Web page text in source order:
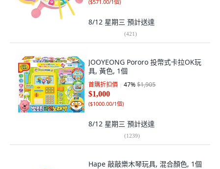
($571.00/1個)
8/12 星期三 預計送達
(421)
JOOYEONG Pororo 投幣式卡拉OK玩
具, 黃色, 1個
首購折扣價 47%$1,905
$1,000
($1000.00/1個)
8/12 星期三 預計送達
(1239)
Hape 敲敲樂木琴玩具, 混合顏色, 1個